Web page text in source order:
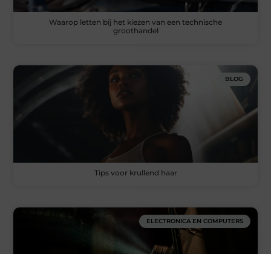
Waarop letten bij het kiezen van een technische
groothandel
BLOG
Tips voor krullend haar
ELECTRONICA EN COMPUTERS